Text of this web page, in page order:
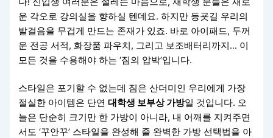
운 각오로 강의실을 향하실 텐데요. 하지만 등굣길 우리의
발걸음을 무겁게 만드는 존재가 있죠. 바로 아이패드, 두꺼
운 전공 서적, 화장품 파우치, 그리고 보조배터리까지… 이
모든 것을 수용해야 하는 ‘짐의 압박’입니다.
스타일은 포기할 수 없는데 짐은 산더미인 우리에게 가장
절실한 아이템은 단연대학생 보부상 가방일 것입니다. 오
늘은 단순히 크기만 한 가방이 아니라, 내 어깨를 지켜주면
서도 ‘꾸안꾸’ 스타일을 완성해 줄 완벽한 가방 선택법을 아